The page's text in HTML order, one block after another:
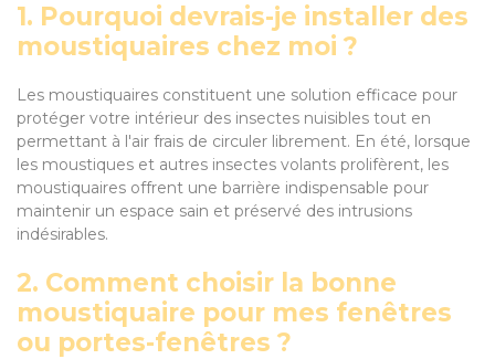
1. Pourquoi devrais-je installer des
moustiquaires chez moi ?
Les moustiquaires constituent une solution efficace pour
protéger votre intérieur des insectes nuisibles tout en
permettant à l'air frais de circuler librement. En été, lorsque
les moustiques et autres insectes volants prolifèrent, les
moustiquaires offrent une barrière indispensable pour
maintenir un espace sain et préservé des intrusions
indésirables.
2. Comment choisir la bonne
moustiquaire pour mes fenêtres
ou portes-fenêtres ?